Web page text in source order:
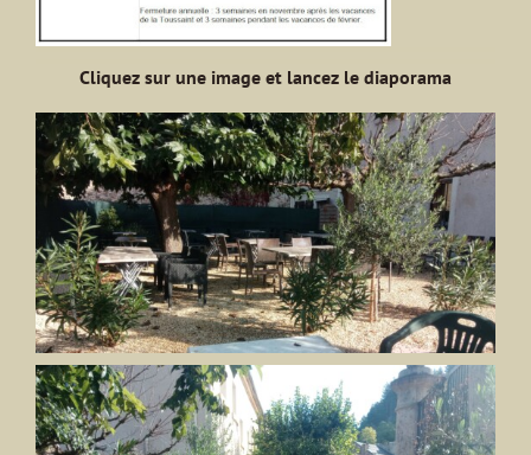
Cliquez sur une image et lancez le diaporama